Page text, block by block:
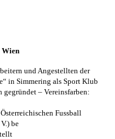
und Angestellten der
in Simmering als Sport Klub
gegründet – Vereinsfarben:
Fussball
be